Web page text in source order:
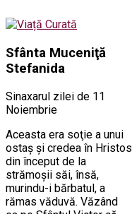
Sfânta Muceniţă
Stefanida
Sinaxarul zilei de 11
Noiembrie
Aceasta era soţie a unui
ostaş şi credea în Hristos
din început de la
strămoşii săi, însă,
murindu-i bărbatul, a
rămas văduvă. Văzând